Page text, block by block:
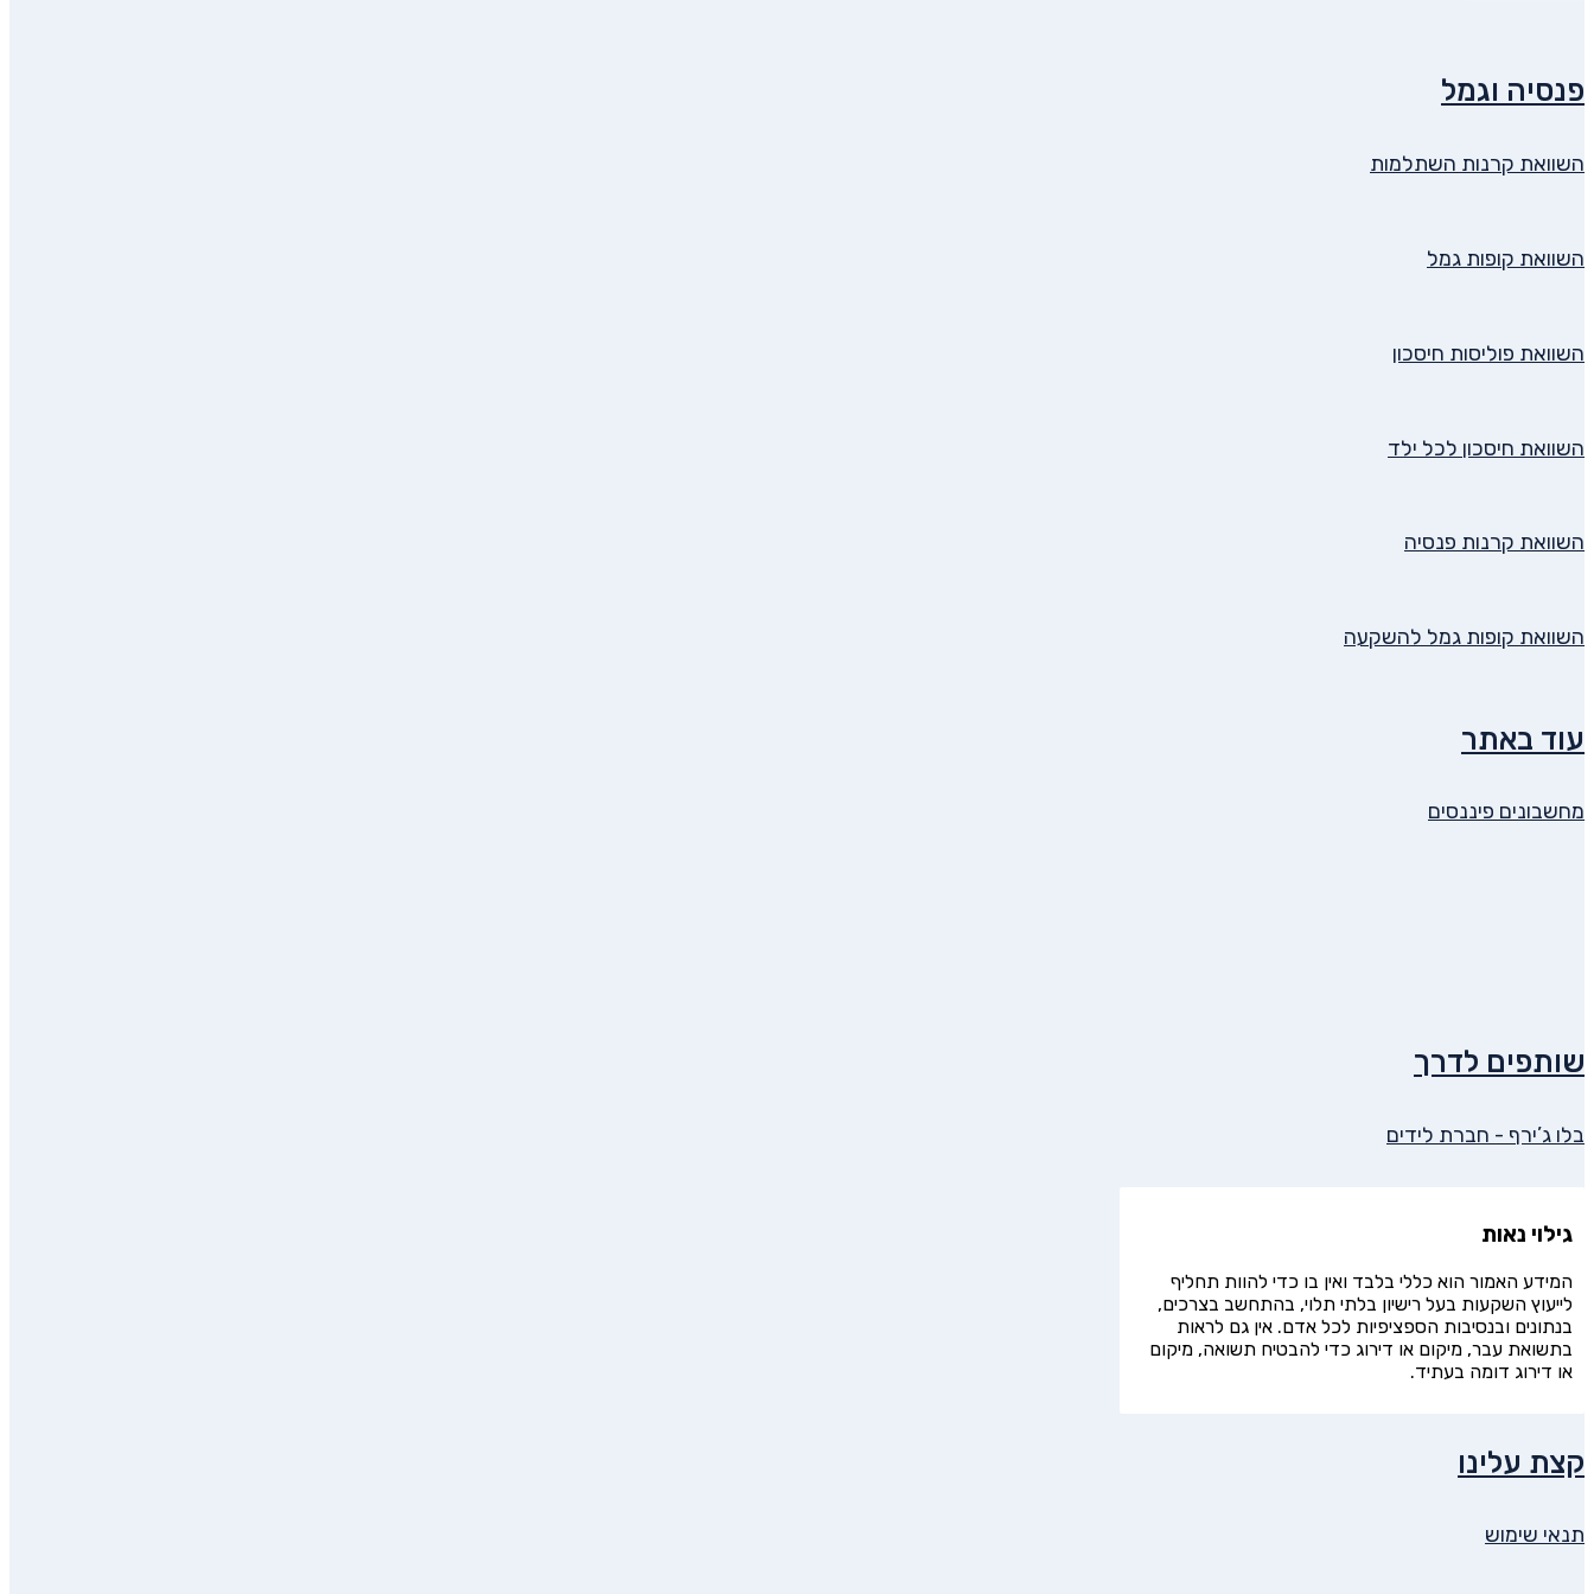
פנסיה וגמל
השוואת קרנות השתלמות
השוואת קופות גמל
השוואת פוליסות חיסכון
השוואת חיסכון לכל ילד
השוואת קרנות פנסיה
השוואת קופות גמל להשקעה
עוד באתר
מחשבונים פיננסים
שותפים לדרך
בלו ג’ירף - חברת לידים
גילוי נאות
המידע האמור הוא כללי בלבד ואין בו כדי להוות תחליף
לייעוץ השקעות בעל רישיון בלתי תלוי, בהתחשב בצרכים,
בנתונים ובנסיבות הספציפיות לכל אדם. אין גם לראות
בתשואת עבר, מיקום או דירוג כדי להבטיח תשואה, מיקום
או דירוג דומה בעתיד.
קצת עלינו
תנאי שימוש